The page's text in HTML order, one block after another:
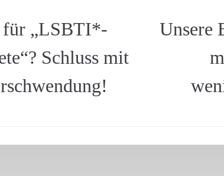
für „LSBTI*-
Schluss mit
Unsere